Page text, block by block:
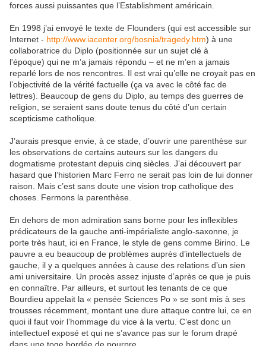
forces aussi puissantes que l’Establishment américain.
En 1998 j’ai envoyé le texte de Flounders (qui est accessible sur
Internet - http://www.iacenter.org/bosnia/tragedy.htm) à une
collaboratrice du Diplo (positionnée sur un sujet clé à
l'époque) qui ne m’a jamais répondu – et ne m’en a jamais
reparlé lors de nos rencontres. Il est vrai qu’elle ne croyait pas en
l’objectivité de la vérité factuelle (ça va avec le côté fac de
lettres). Beaucoup de gens du Diplo, au temps des guerres de
religion, se seraient sans doute tenus du côté d’un certain
scepticisme catholique.
J’aurais presque envie, à ce stade, d’ouvrir une parenthèse sur
les observations de certains auteurs sur les dangers du
dogmatisme protestant depuis cinq siècles. J’ai découvert par
hasard que l’historien Marc Ferro ne serait pas loin de lui donner
raison. Mais c’est sans doute une vision trop catholique des
choses. Fermons la parenthèse.
En dehors de mon admiration sans borne pour les inflexibles
prédicateurs de la gauche anti-impérialiste anglo-saxonne, je
porte très haut, ici en France, le style de gens comme Birino. Le
pauvre a eu beaucoup de problèmes auprès d’intellectuels de
gauche, il y a quelques années à cause des relations d’un sien
ami universitaire. Un procès assez injuste d’après ce que je puis
en connaître. Par ailleurs, et surtout les tenants de ce que
Bourdieu appelait la « pensée Sciences Po » se sont mis à ses
trousses récemment, montant une dure attaque contre lui, ce en
quoi il faut voir l’hommage du vice à la vertu. C’est donc un
intellectuel exposé et qui ne s’avance pas sur le forum drapé